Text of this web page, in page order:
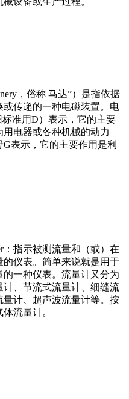
，俗称 马达”）是指依据
传递的一种电磁装置。电
准用D）表示，它的主要
电器或各种机械的动力
表示，它的主要作用是利
：指示被测流量和（或）在
仪表。简单来说就是用于
一种仪表。流量计又分为
、节流式流量计、细缝流
计、超声波流量计等。按
流量计。